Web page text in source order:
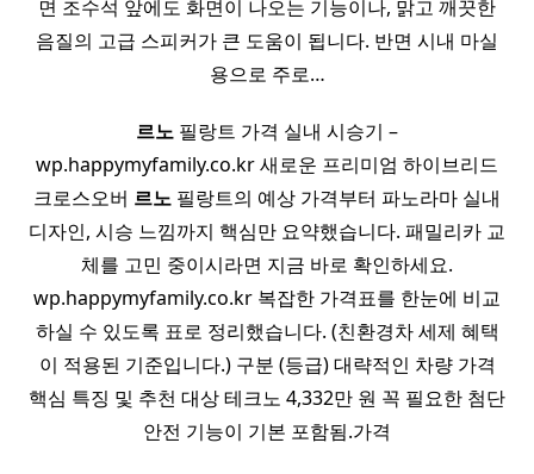
면 조수석 앞에도 화면이 나오는 기능이나, 맑고 깨끗한
음질의 고급 스피커가 큰 도움이 됩니다. 반면 시내 마실
용으로 주로…
르노 필랑트 가격 실내 시승기 –
wp.happymyfamily.co.kr 새로운 프리미엄 하이브리드
크로스오버 르노 필랑트의 예상 가격부터 파노라마 실내
디자인, 시승 느낌까지 핵심만 요약했습니다. 패밀리카 교
체를 고민 중이시라면 지금 바로 확인하세요.
wp.happymyfamily.co.kr 복잡한 가격표를 한눈에 비교
하실 수 있도록 표로 정리했습니다. (친환경차 세제 혜택
이 적용된 기준입니다.) 구분 (등급) 대략적인 차량 가격
핵심 특징 및 추천 대상 테크노 4,332만 원 꼭 필요한 첨단
안전 기능이 기본 포함됨.가격